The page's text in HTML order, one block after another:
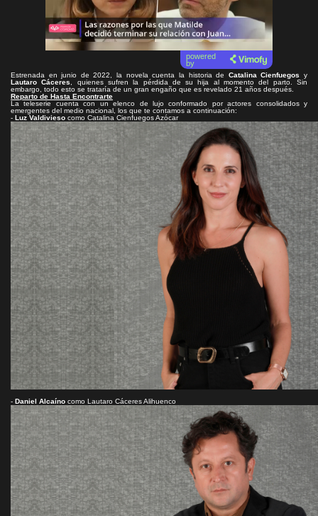
powered
by
Estrenada en junio de 2022, la novela cuenta la historia de Catalina Cienfuegos
y
Lautaro Cáceres
, quienes sufren la pérdida de su hija al momento del parto. Sin
embargo, todo esto se trataría de un gran engaño que es revelado 21 años después.
Reparto de Hasta Encontrarte
La teleserie cuenta con un elenco de lujo conformado por actores consolidados y
emergentes del medio nacional, los que te contamos a continuación:
- Luz Valdivieso como Catalina Cienfuegos Azócar
- Daniel Alcaíno como Lautaro Cáceres Alihuenco